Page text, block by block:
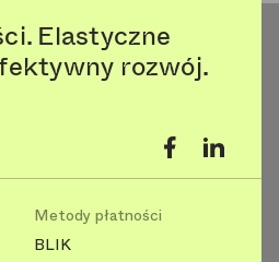
Elastyczne
rozwój.
Metody płatności
BLIK